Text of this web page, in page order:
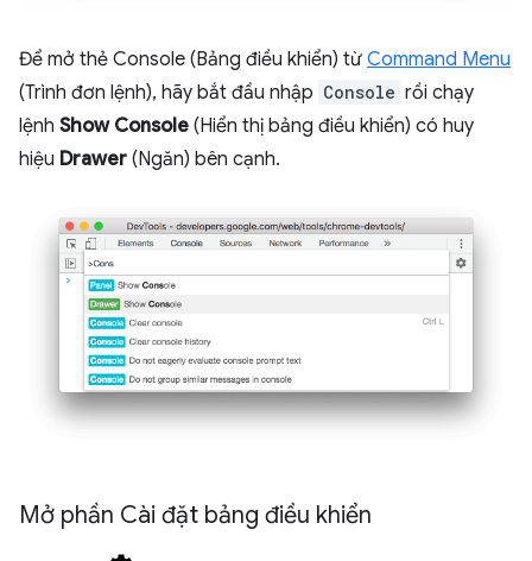
Để mở thẻ Console (Bảng điều khiển) từ Command Menu
(Trình đơn lệnh), hãy bắt đầu nhập Console rồi chạy
lệnh Show Console (Hiển thị bảng điều khiển) có huy
hiệu Drawer (Ngăn) bên cạnh.
Mở phần Cài đặt bảng điều khiển